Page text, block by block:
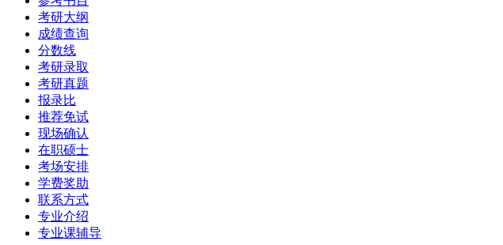
考研大纲
成绩查询
分数线
考研录取
考研真题
报录比
推荐免试
现场确认
在职硕士
考场安排
学费奖助
联系方式
专业介绍
专业课辅导